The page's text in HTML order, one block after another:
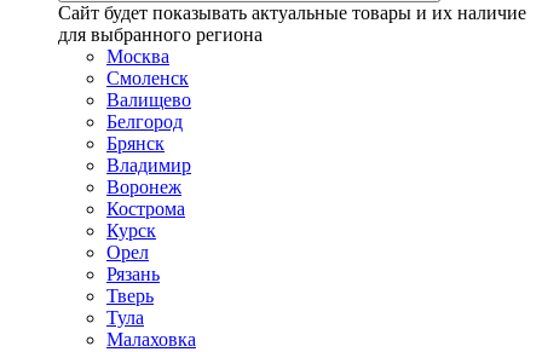
Сайт будет показывать актуальные товары и их наличие
для выбранного региона
Москва
Смоленск
Валищево
Белгород
Брянск
Владимир
Воронеж
Кострома
Курск
Орел
Рязань
Тверь
Тула
Малаховка